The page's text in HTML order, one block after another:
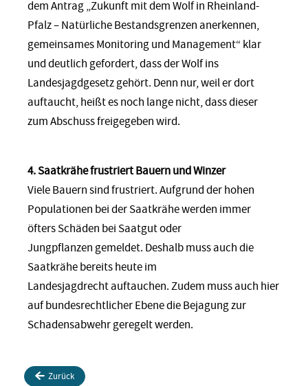
dem Antrag „Zukunft mit dem Wolf in Rheinland-
Pfalz – Natürliche Bestandsgrenzen anerkennen,
gemeinsames Monitoring und Management“ klar
und deutlich gefordert, dass der Wolf ins
Landesjagdgesetz gehört. Denn nur, weil er dort
auftaucht, heißt es noch lange nicht, dass dieser
zum Abschuss freigegeben wird.
4. Saatkrähe frustriert Bauern und Winzer
Viele Bauern sind frustriert. Aufgrund der hohen
Populationen bei der Saatkrähe werden immer
öfters Schäden bei Saatgut oder
Jungpflanzen gemeldet. Deshalb muss auch die
Saatkrähe bereits heute im
Landesjagdrecht auftauchen. Zudem muss auch hier
auf bundesrechtlicher Ebene die Bejagung zur
Schadensabwehr geregelt werden.
Zurück